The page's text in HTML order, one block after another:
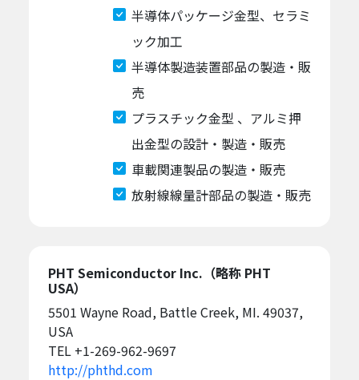
半導体パッケージ金型、セラミ
ック加工
半導体製造装置部品の製造・販
売
プラスチック⾦型 、アルミ押
出⾦型の設計・製造・販売
車載関連製品の製造・販売
放射線線量計部品の製造・販売
PHT Semiconductor Inc.（略称 PHT
USA）
5501 Wayne Road, Battle Creek, MI. 49037,
USA
TEL +1-269-962-9697
http://phthd.com